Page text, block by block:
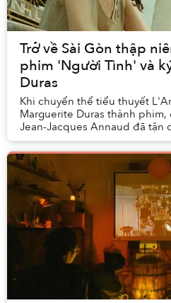
Trở về Sài Gòn thập
phim 'Người Tình' và
Duras
Khi chuyển thể tiểu thuyết
Marguerite Duras thành
Jean-Jacques Annaud đã tận
Sài Gòn để quay hình. Dưới